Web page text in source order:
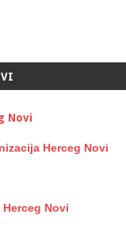
Novi
Herceg Novi
Novi